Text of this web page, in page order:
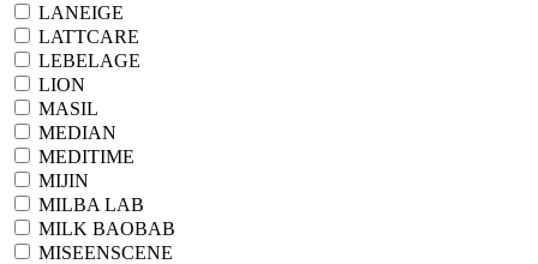
LANEIGE
LATTCARE
LEBELAGE
LION
MASIL
MEDIAN
MEDITIME
MIJIN
MILBA LAB
MILK BAOBAB
MISEENSCENE